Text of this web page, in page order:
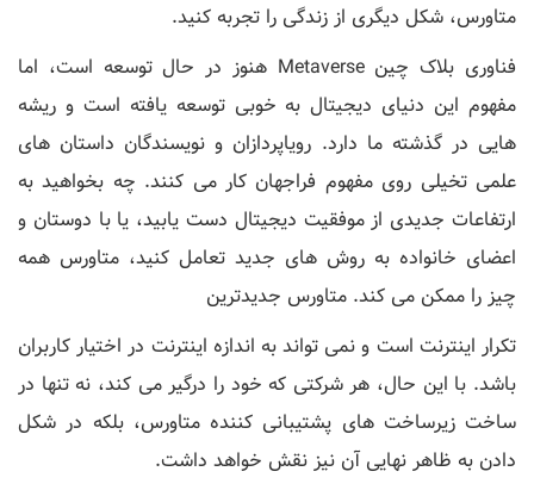
متاورس، شکل دیگری از زندگی را تجربه کنید.
فناوری بلاک چین Metaverse هنوز در حال توسعه است، اما
مفهوم این دنیای دیجیتال به خوبی توسعه یافته است و ریشه‌
هایی در گذشته ما دارد. رویاپردازان و نویسندگان داستان های
علمی تخیلی روی مفهوم فراجهان کار می کنند. چه بخواهید به
ارتفاعات جدیدی از موفقیت دیجیتال دست یابید، یا با دوستان و
اعضای خانواده به روش های جدید تعامل کنید، متاورس همه
چیز را ممکن می کند. متاورس جدیدترین
تکرار اینترنت است و نمی ‌تواند به اندازه اینترنت در اختیار کاربران
باشد. با این حال، هر شرکتی که خود را درگیر می کند، نه تنها در
ساخت زیرساخت های پشتیبانی کننده متاورس، بلکه در شکل
دادن به ظاهر نهایی آن نیز نقش خواهد داشت.